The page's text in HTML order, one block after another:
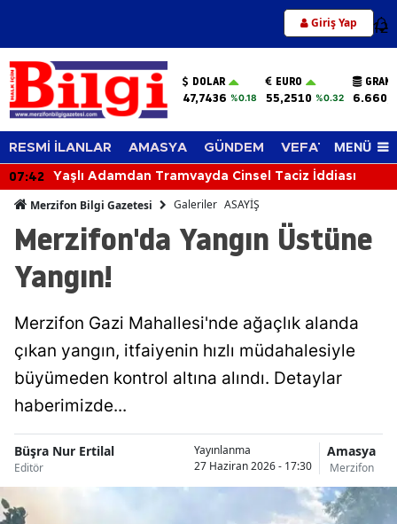
Giriş Yap 12
DOLAR
47,7436 %0.18
EURO
55,2510 %0.32
RESMİ İLANLAR AMASYA GÜNDEM VEFAT EDENLER
MENÜ
Adamdan Tramvayda Cinsel Taciz İddiası 07:03
Merzifon Bilgi Gazetesi Galeriler ASAYİŞ
Merzifon'da Yangın Üstüne
Yangın!
Merzifon Gazi Mahallesi'nde ağaçlık alanda
çıkan yangın, itfaiyenin hızlı müdahalesiyle
büyümeden kontrol altına alındı. Detaylar
haberimizde...
Büşra Nur Ertilal
Editör
Yayınlanma
27 Haziran 2026 - 17:30
Amasya
Merzifon